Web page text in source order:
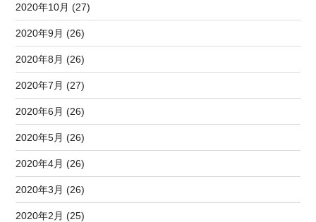
2020年10月 (27)
2020年9月 (26)
2020年8月 (26)
2020年7月 (27)
2020年6月 (26)
2020年5月 (26)
2020年4月 (26)
2020年3月 (26)
2020年2月 (25)